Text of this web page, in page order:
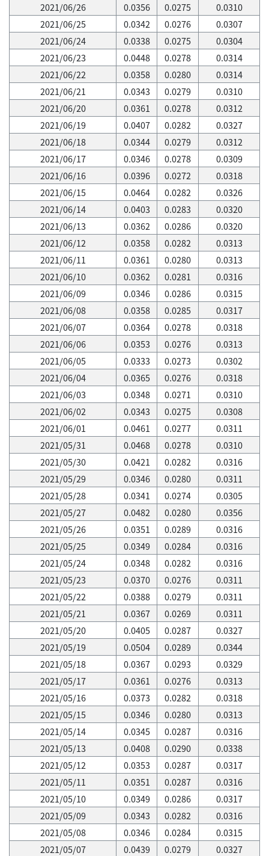
2021/06/26
0.0356 0.0275
0.0310
2021/06/25
0.0342 0.0276
0.0307
2021/06/24
0.0338 0.0275
0.0304
2021/06/23
0.0448 0.0278
0.0314
2021/06/22
0.0358 0.0280
0.0314
2021/06/21
0.0343 0.0279
0.0310
2021/06/20
0.0361 0.0278
0.0312
2021/06/19
0.0407 0.0282
0.0327
2021/06/18
0.0344 0.0279
0.0312
2021/06/17
0.0346 0.0278
0.0309
2021/06/16
0.0396 0.0272
0.0318
2021/06/15
0.0464 0.0282
0.0326
2021/06/14
0.0403 0.0283
0.0320
2021/06/13
0.0362 0.0286
0.0320
2021/06/12
0.0358 0.0282
0.0313
2021/06/11
0.0361 0.0280
0.0313
2021/06/10
0.0362 0.0281
0.0316
2021/06/09
0.0346 0.0286
0.0315
2021/06/08
0.0358 0.0285
0.0317
2021/06/07
0.0364 0.0278
0.0318
2021/06/06
0.0353 0.0276
0.0313
2021/06/05
0.0333 0.0273
0.0302
2021/06/04
0.0365 0.0276
0.0318
2021/06/03
0.0348 0.0271
0.0310
2021/06/02
0.0343 0.0275
0.0308
2021/06/01
0.0461 0.0277
0.0311
2021/05/31
0.0468 0.0278
0.0310
2021/05/30
0.0421 0.0282
0.0316
2021/05/29
0.0346 0.0280
0.0311
2021/05/28
0.0341 0.0274
0.0305
2021/05/27
0.0482 0.0280
0.0356
2021/05/26
0.0351 0.0289
0.0316
2021/05/25
0.0349 0.0284
0.0316
2021/05/24
0.0348 0.0282
0.0316
2021/05/23
0.0370 0.0276
0.0311
2021/05/22
0.0388 0.0279
0.0311
2021/05/21
0.0367 0.0269
0.0311
2021/05/20
0.0405 0.0287
0.0327
2021/05/19
0.0504 0.0289
0.0344
2021/05/18
0.0367 0.0293
0.0329
2021/05/17
0.0361 0.0276
0.0313
2021/05/16
0.0373 0.0282
0.0318
2021/05/15
0.0346 0.0280
0.0313
2021/05/14
0.0345 0.0287
0.0316
2021/05/13
0.0408 0.0290
0.0338
2021/05/12
0.0353 0.0287
0.0317
2021/05/11
0.0351 0.0287
0.0316
2021/05/10
0.0349 0.0286
0.0317
2021/05/09
0.0343 0.0282
0.0316
2021/05/08
0.0346 0.0284
0.0315
2021/05/07
0.0439 0.0279 0.0327